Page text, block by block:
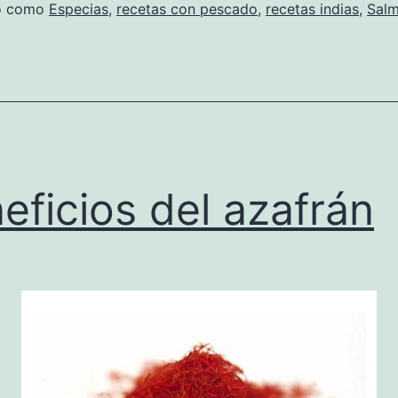
como Especias, recetas con pescado, recetas indias,
del azafrán